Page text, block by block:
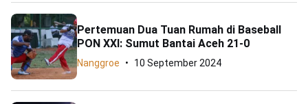
Pertemuan Dua Tuan Rumah di Baseball
PON XXI: Sumut Bantai Aceh 21-0
Nanggroe 10 September 2024